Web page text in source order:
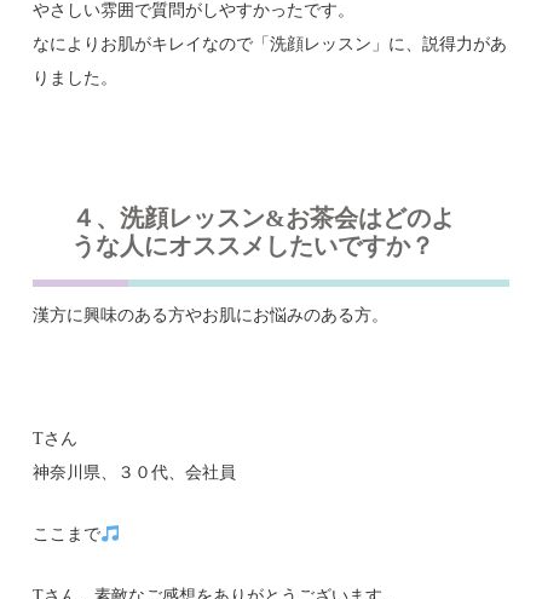
やさしい雰囲で質問がしやすかったです。
なによりお肌がキレイなので「洗顔レッスン」に、説得力があ
りました。
４、洗顔レッスン&お茶会はどのよ
うな人にオススメしたいですか？
漢方に興味のある方やお肌にお悩みのある方。
Tさん
神奈川県、３０代、会社員
ここまで